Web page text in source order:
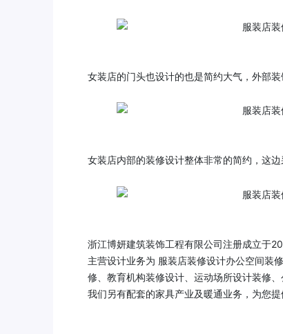
女装店的门头也设计的也是简约大气，外部
女装店内部的装修设计整体非常的简约，这
浙江博妍建筑装饰工程有限公司注册成立于
主营设计业务为 服装店装修设计办公空间装
修、教育机构装修设计、运动场所设计装修
我们另有配套的家具产业及暖通业务，为您